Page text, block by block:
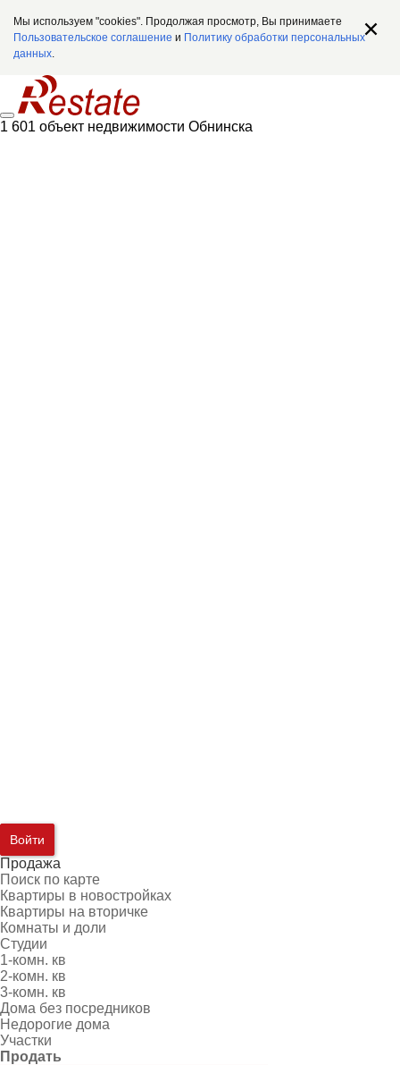
Мы используем "cookies". Продолжая просмотр, Вы принимаете
Пользовательское соглашение и Политику обработки персональных
данных.
1 601 объект недвижимости Обнинска
Войти
Продажа
Поиск по карте
Квартиры в новостройках
Квартиры на вторичке
Комнаты и доли
Студии
1-комн. кв
2-комн. кв
3-комн. кв
Дома без посредников
Недорогие дома
Участки
Продать